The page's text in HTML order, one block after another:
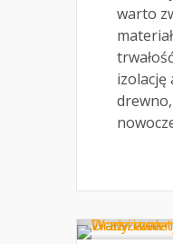
warto
izolację